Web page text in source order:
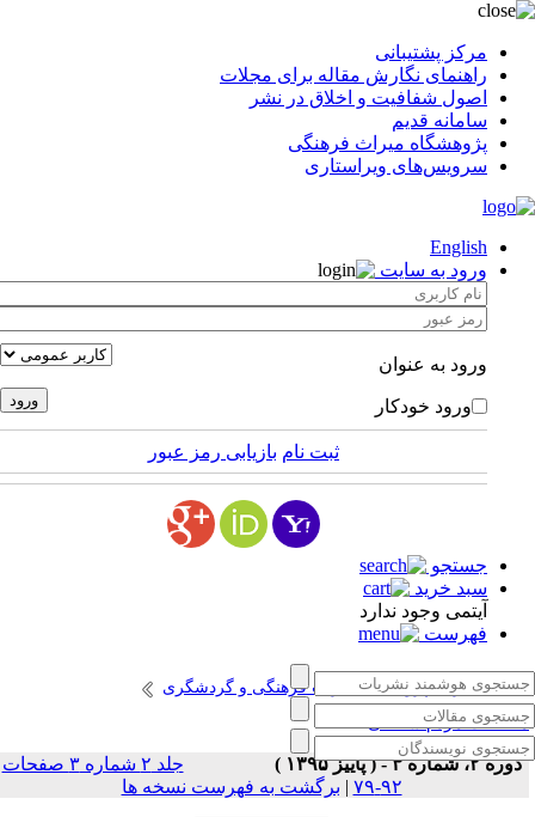
مرکز پشتیبانی
راهنمای نگارش مقاله برای مجلات
اصول شفافیت و اخلاق در نشر
سامانه قدیم
پژوهشگاه میراث فرهنگی
سرویس‌های ویراستاری
English
ورود به سایت
ورود به عنوان
ورود خودکار
ثبت نام بازیابی رمز عبور
جستجو
سبد خرید
آیتمی وجود ندارد
فهرست
انتشارات پژوهشگاه میراث فرهنگی و گردشگری
مردم شناختی
دوره ۲، شماره ۳ - ( پاییز ۱۳۹۵ )
جلد ۲ شماره ۳ صفحات
۹۲-۷۹
| برگشت به فهرست نسخه ها